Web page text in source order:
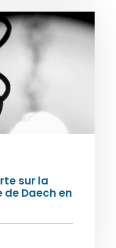
sur la
Daech en